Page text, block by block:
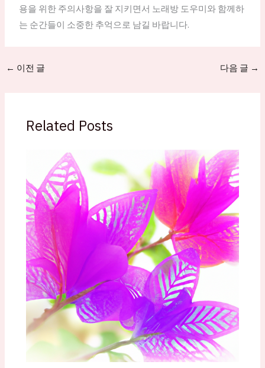
용을 위한 주의사항을 잘 지키면서 노래방 도우미와 함께하
는 순간들이 소중한 추억으로 남길 바랍니다.
← 이전 글 다음 글 →
Related Posts